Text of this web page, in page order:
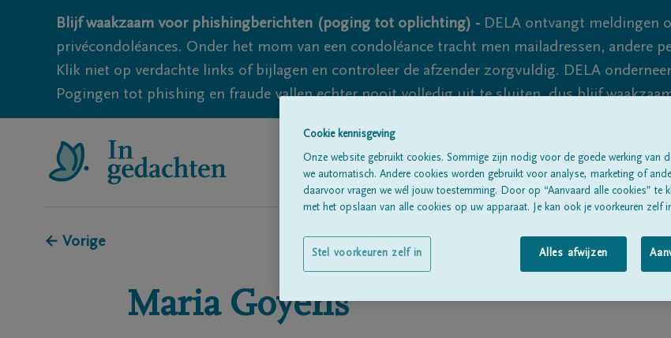
Blijf waakzaam voor phishingberichten (poging tot oplichting) - DELA ontvangt meldingen
privécondoléances. Onder het mom van een condoléance tracht men mailadressen, andere
Klik niet op verdachte links of bijlagen en controleer de afzender zorgvuldig. DELA
Pogingen tot phishing en fraude vallen echter nooit volledig uit te sluiten, dus blijf
Alle rouwberichten
← Vorige
Maria Goyens
Cookie kennisgeving
Onze website gebruikt cookies. Sommige zijn nodig voor de goede werking van
we automatisch. Andere cookies worden gebruikt voor analyse, marketing of
daarvoor vragen we wél jouw toestemming. Door op “Aanvaard alle cookies” te
met het opslaan van alle cookies op uw apparaat. Je kan ook je voorkeuren zelf
Alles afwijzen
Stel voorkeuren zelf in